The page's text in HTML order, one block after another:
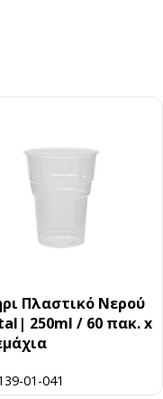
Πλαστικό Νερού
250ml / 60 πακ. x
01-041